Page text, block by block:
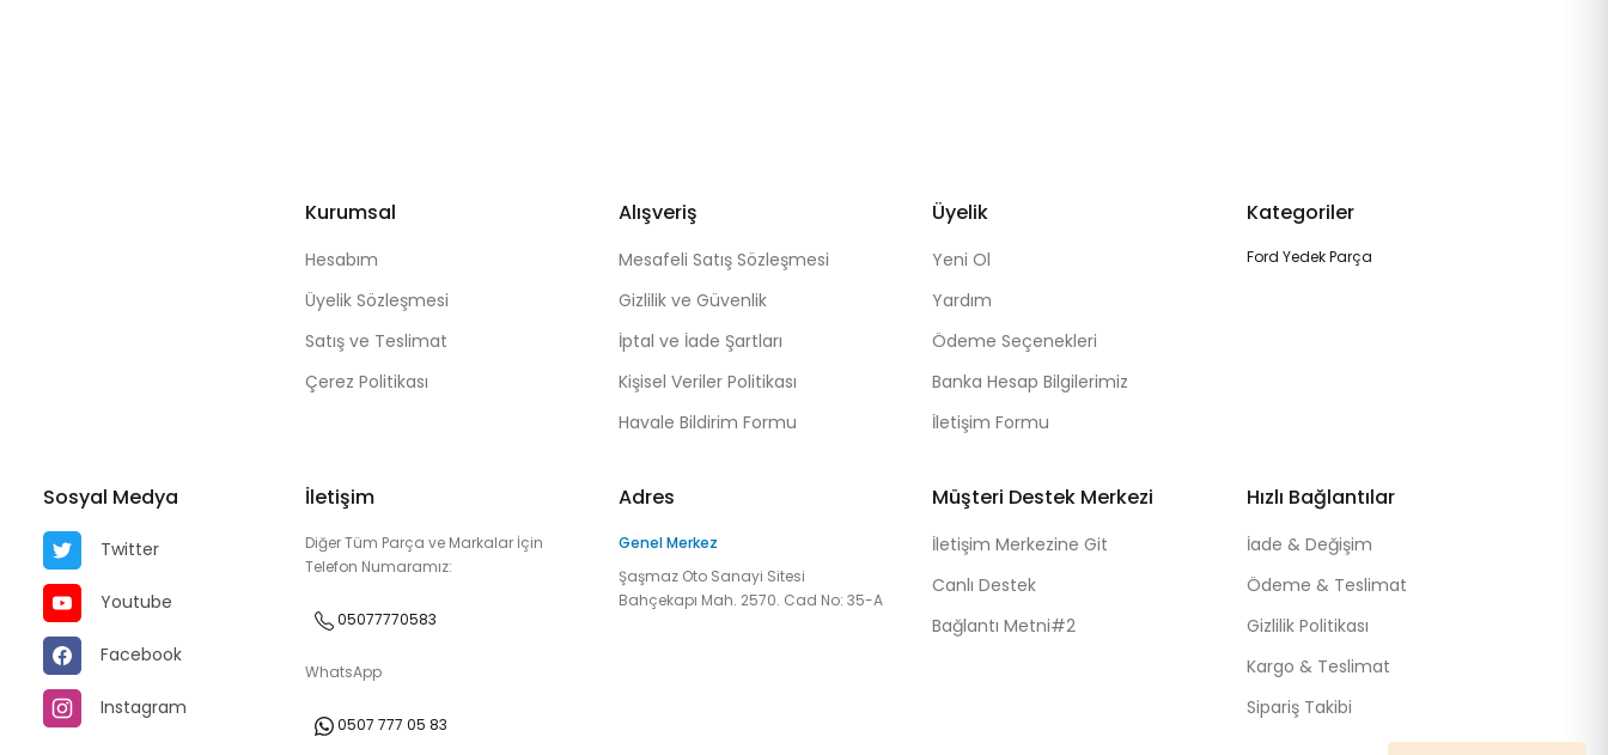
Kurumsal
Hesabım
Üyelik Sözleşmesi
Satış ve Teslimat
Çerez Politikası
Alışveriş
Mesafeli Satış Sözleşmesi
Gizlilik ve Güvenlik
İptal ve İade Şartları
Kişisel Veriler Politikası
Havale Bildirim Formu
Üyelik
Yeni Ol
Yardım
Ödeme Seçenekleri
Banka Hesap Bilgilerimiz
İletişim Formu
Kategoriler
Ford Yedek Parça
Sosyal Medya
Twitter
Youtube
Facebook
Instagram
İletişim
Diğer Tüm Parça ve Markalar İçin
Telefon Numaramız:
05077770583
WhatsApp
0507 777 05 83
Adres
Genel Merkez
Şaşmaz Oto Sanayi Sitesi
Bahçekapı Mah. 2570. Cad No: 35-A
Müşteri Destek Merkezi
İletişim Merkezine Git
Canlı Destek
Bağlantı Metni#2
Hızlı Bağlantılar
İade & Değişim
Ödeme & Teslimat
Gizlilik Politikası
Kargo & Teslimat
Sipariş Takibi